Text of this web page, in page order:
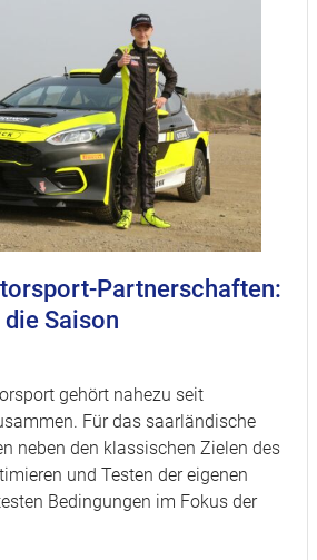
Partnerschaften:
Saison
gehört nahezu seit
Für das saarländische
neben den klassischen Zielen des
und Testen der eigenen
Bedingungen im Fokus der